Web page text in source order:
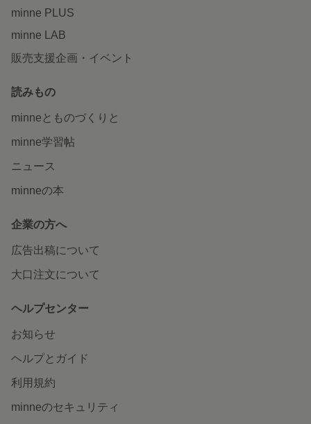
minne PLUS
minne LAB
販売支援企画・イベント
読みもの
minneとものづくりと
minne学習帖
ニュース
minneの本
企業の方へ
広告出稿について
大口注文について
ヘルプセンター
お知らせ
ヘルプとガイド
利用規約
minneのセキュリティ